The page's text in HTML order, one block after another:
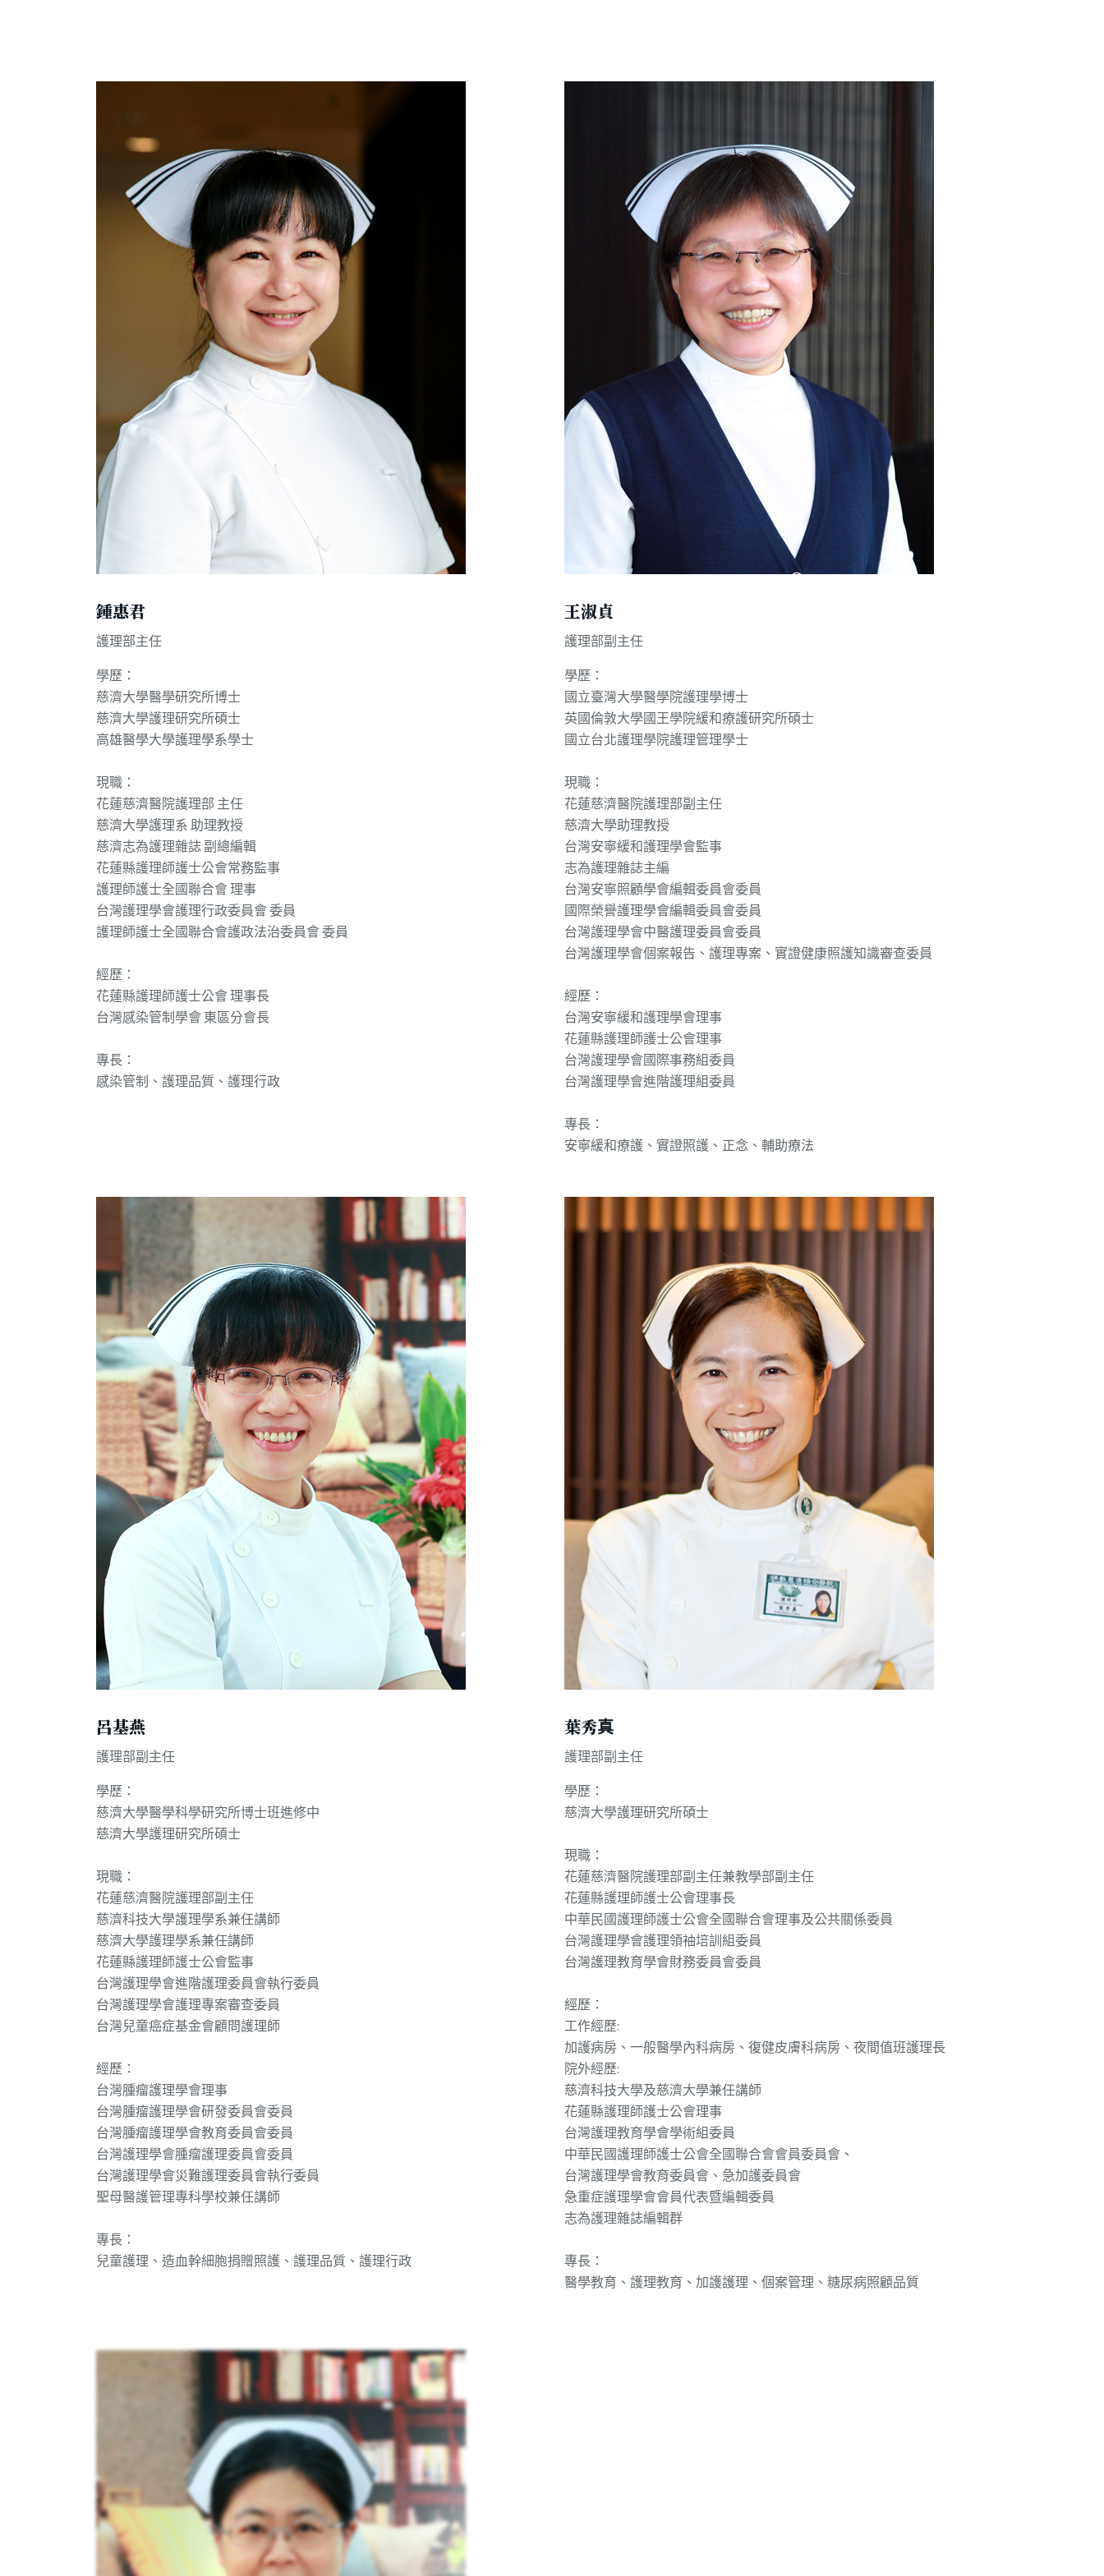
鍾惠君
護理部主任
學歷：
慈濟大學醫學研究所博士
慈濟大學護理研究所碩士
高雄醫學大學護理學系學士
現職：
花蓮慈濟醫院護理部 主任
慈濟大學護理系 助理教授
慈濟志為護理雜誌 副總編輯
花蓮縣護理師護士公會常務監事
護理師護士全國聯合會 理事
台灣護理學會護理行政委員會 委員
護理師護士全國聯合會護政法治委員會 委員
經歷：
花蓮縣護理師護士公會 理事長
台灣感染管制學會 東區分會長
專長：
感染管制、護理品質、護理行政
王淑貞
護理部副主任
學歷：
國立臺灣大學醫學院護理學博士
英國倫敦大學國王學院緩和療護研究所碩士
國立台北護理學院護理管理學士
現職：
花蓮慈濟醫院護理部副主任
慈濟大學助理教授
台灣安寧緩和護理學會監事
志為護理雜誌主編
台灣安寧照顧學會編輯委員會委員
國際榮譽護理學會編輯委員會委員
台灣護理學會中醫護理委員會委員
台灣護理學會個案報告、護理專案、實證健康照護知識審查委員
經歷：
台灣安寧緩和護理學會理事
花蓮縣護理師護士公會理事
台灣護理學會國際事務組委員
台灣護理學會進階護理組委員
專長：
安寧緩和療護、實證照護、正念、輔助療法
呂基燕
護理部副主任
學歷：
慈濟大學醫學科學研究所博士班進修中
慈濟大學護理研究所碩士
現職：
花蓮慈濟醫院護理部副主任
慈濟科技大學護理學系兼任講師
慈濟大學護理學系兼任講師
花蓮縣護理師護士公會監事
台灣護理學會進階護理委員會執行委員
台灣護理學會護理專案審查委員
台灣兒童癌症基金會顧問護理師
經歷：
台灣腫瘤護理學會理事
台灣腫瘤護理學會研發委員會委員
台灣腫瘤護理學會教育委員會委員
台灣護理學會腫瘤護理委員會委員
台灣護理學會災難護理委員會執行委員
聖母醫護管理專科學校兼任講師
專長：
兒童護理、造血幹細胞捐贈照護、護理品質、護理行政
葉秀真
護理部副主任
學歷：
慈濟大學護理研究所碩士
現職：
花蓮慈濟醫院護理部副主任兼教學部副主任
花蓮縣護理師護士公會理事長
中華民國護理師護士公會全國聯合會理事及公共關係委員
台灣護理學會護理領袖培訓組委員
台灣護理教育學會財務委員會委員
經歷：
工作經歷:
加護病房、一般醫學內科病房、復健皮膚科病房、夜間值班護理長
院外經歷:
慈濟科技大學及慈濟大學兼任講師
花蓮縣護理師護士公會理事
台灣護理教育學會學術組委員
中華民國護理師護士公會全國聯合會會員委員會、
台灣護理學會教育委員會、急加護委員會
急重症護理學會會員代表暨編輯委員
志為護理雜誌編輯群
專長：
醫學教育、護理教育、加護護理、個案管理、糖尿病照顧品質